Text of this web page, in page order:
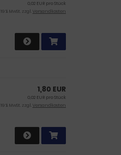
0,02 EUR pro Stück
% MwSt. zzgl.Versandkosten
1,80 EUR
0,02 EUR pro Stück
% MwSt. zzgl.Versandkosten